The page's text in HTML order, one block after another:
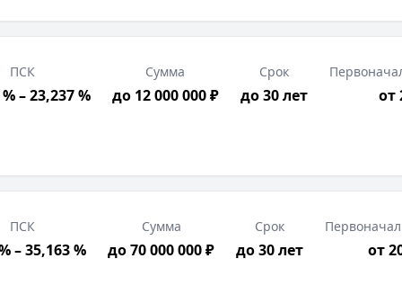
ПСК
– 23,237 %
Сумма
до 12 000 000 ₽
Срок
до 30 лет от
ПСК
– 35,163 %
Сумма
до 70 000 000 ₽
Срок
до 30 лет от